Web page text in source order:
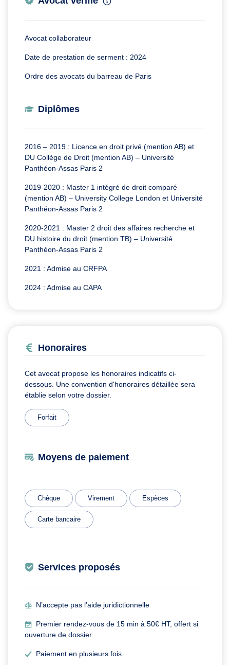
Avocat collaborateur
Date de prestation de serment : 2024
Ordre des avocats du barreau de Paris
Diplômes
2016 – 2019 : Licence en droit privé (mention AB) et
DU Collège de Droit (mention AB) – Université
Panthéon-Assas Paris 2
2019-2020 : Master 1 intégré de droit comparé
(mention AB) – University College London et Université
Panthéon-Assas Paris 2
2020-2021 : Master 2 droit des affaires recherche et
DU histoire du droit (mention TB) – Université
Panthéon-Assas Paris 2
2021 : Admise au CRFPA
2024 : Admise au CAPA
Honoraires
Cet avocat propose les honoraires indicatifs ci-
dessous. Une convention d'honoraires détaillée sera
établie selon votre dossier.
Forfait
Moyens de paiement
Chèque Virement Espèces
Carte bancaire
Services proposés
N’accepte pas l’aide juridictionnelle
Premier rendez-vous de 15 min à 50€ HT, offert si
ouverture de dossier
Paiement en plusieurs fois